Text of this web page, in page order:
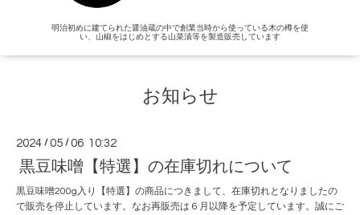
明治初めに建てられた醤油蔵の中で創業当時から使っている木の樽を使
い、山椒をはじめとする山菜漬等を製造販売しています
お知らせ
2024 /05 /06 10:32
黒豆味噌【特選】の在庫切れについて
黒豆味噌200g入り【特選】の商品につきまして、在庫切れとなりましたの
で販売を停止しています。なお再販売は６月以降を予定しています。誠にご